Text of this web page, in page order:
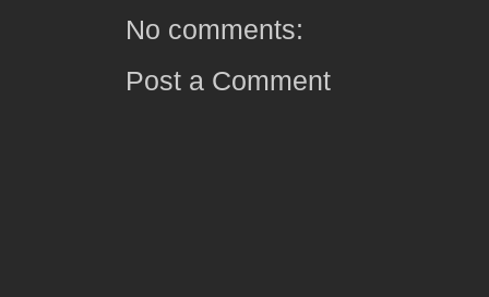
No comments:
Post a Comment